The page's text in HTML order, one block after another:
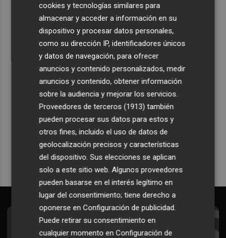
La serie murciana protagonizada por un conejo de
peluche malhablado y gamberro que triunfa en las
redes: así es 'Yván y Lolo'
Recibe toda la actualidad de
Plaza Podcast en tu correo
Quiero suscribirme
Suscríbete al Boletín
cookies y tecnologías similares para
almacenar y acceder a información en su
dispositivo y procesar datos personales,
como su dirección IP, identificadores únicos
y datos de navegación, para ofrecer
anuncios y contenido personalizados, medir
anuncios y contenido, obtener información
sobre la audiencia y mejorar los servicios.
Proveedores de terceros (1913) también
pueden procesar sus datos para estos y
otros fines, incluido el uso de datos de
geolocalización precisos y características
del dispositivo. Sus elecciones se aplican
solo a este sitio web. Algunos proveedores
pueden basarse en el interés legítimo en
lugar del consentimiento; tiene derecho a
oponerse enConfiguración de publicidad.
Puede retirar su consentimiento en
cualquier momento enConfiguración de